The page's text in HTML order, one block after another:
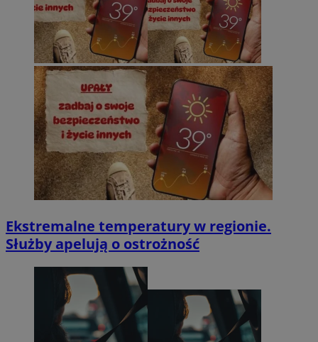
Ekstremalne temperatury w regionie.
Służby apelują o ostrożność